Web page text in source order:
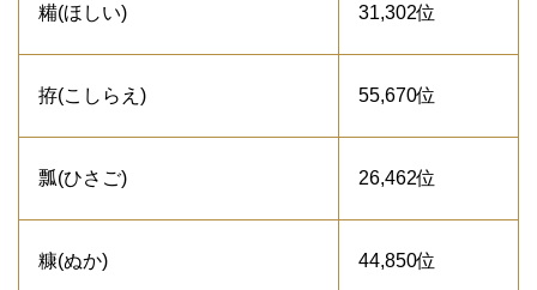
糒(ほしい) 31,302位
拵(こしらえ) 55,670位
瓢(ひさご) 26,462位
糠(ぬか) 44,850位